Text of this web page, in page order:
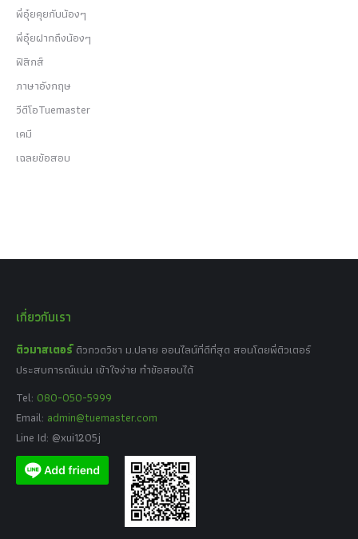
พี่อุ๋ยคุยกับน้องๆ
พี่อุ๋ยฝากถึงน้องๆ
ฟิสิกส์
ภาษาอังกฤษ
วีดีโอTuemaster
เคมี
เฉลยข้อสอบ
เกี่ยวกับเรา
ติวมาสเตอร์ ติวกวดวิชา ม.ปลาย ออนไลน์ที่ดีที่สุด สอนโดยพี่ติวเตอร์
ประสบการณ์แน่น เข้าใจง่าย ทำข้อสอบได้
Tel: 080-050-5999
Email: admin@tuemaster.com
Line Id: @xui1205j